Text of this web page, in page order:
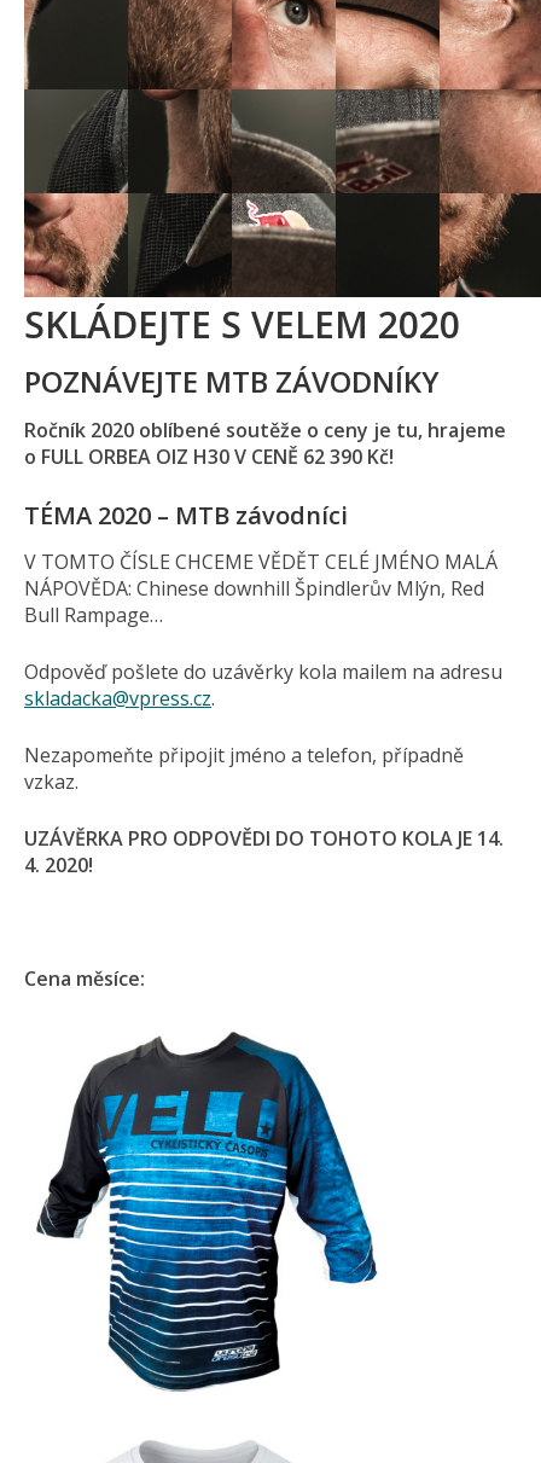
SKLÁDEJTE S VELEM 2020
POZNÁVEJTE MTB ZÁVODNÍKY
Ročník 2020 oblíbené soutěže o ceny je tu, hrajeme
o FULL ORBEA OIZ H30 V CENĚ 62 390 Kč!
TÉMA 2020 – MTB závodníci
V TOMTO ČÍSLE CHCEME VĚDĚT CELÉ JMÉNO MALÁ
NÁPOVĚDA: Chinese downhill Špindlerův Mlýn, Red
Bull Rampage…
Odpověď pošlete do uzávěrky kola mailem na adresu
skladacka@vpress.cz.
Nezapomeňte připojit jméno a telefon, případně
vzkaz.
UZÁVĚRKA PRO ODPOVĚDI DO TOHOTO KOLA JE 14.
4. 2020!
Cena měsíce: